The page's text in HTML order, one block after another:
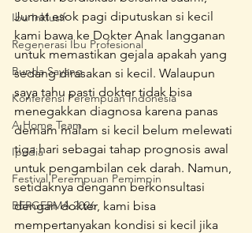
Ibu Inklusif
Regenerasi Ibu Profesional
Bunda Sayang
Konferensi Perempuan Indonesia
A Home Team
Ipedia
Festival Perempuan Pemimpin
BERGERMA 2026
Jumat esok pagi diputuskan si kecil
kami bawa ke Dokter Anak langganan
untuk memastikan gejala apakah yang
sedang dirasakan si kecil. Walaupun
saya tahu pasti dokter tidak bisa
menegakkan diagnosa karena panas
demam malam si kecil belum melewati
tiga hari sebagai tahap prognosis awal
untuk pengambilan cek darah. Namun,
setidaknya dengann berkonsultasi
dengan dokter, kami bisa
mempertanyakan kondisi si kecil jika